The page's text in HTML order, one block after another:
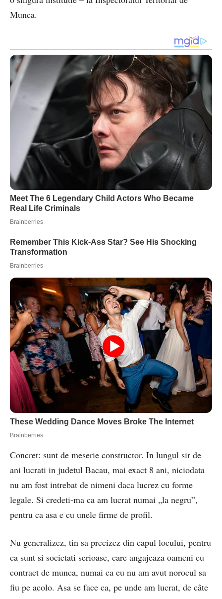
Munca.
Concret: sunt de meserie constructor. In lungul sir de
ani lucrati in judetul Bacau, mai exact 8 ani, niciodata
nu am fost intrebat de nimeni daca lucrez cu forme
legale. Si credeti-ma ca am lucrat numai „la negru”,
pentru ca asa e cu unele firme de profil.
Nu generalizez, tin sa precizez din capul locului, pentru
ca sunt si societati serioase, care angajeaza oameni cu
contract de munca, numai ca eu nu am avut norocul sa
fiu pe acolo. Asa se face ca, pe unde am lucrat, de câte